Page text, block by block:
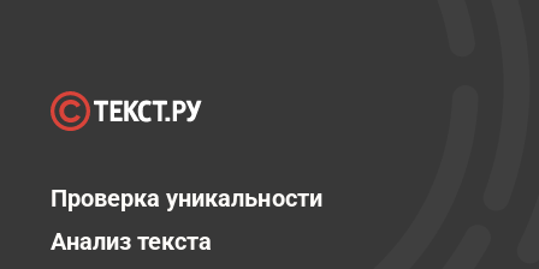
Проверка уникальности
Анализ текста